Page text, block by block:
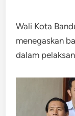
Wali Kota
menegaskan
dalam